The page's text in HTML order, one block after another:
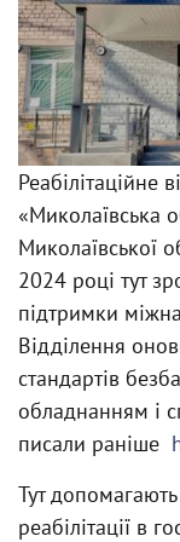
Реабілітаційне
«Миколаївська
Миколаївської
2024 році тут
підтримки
Відділення
стандартів
обладнанням і
писали раніше
Тут
реабілітації в